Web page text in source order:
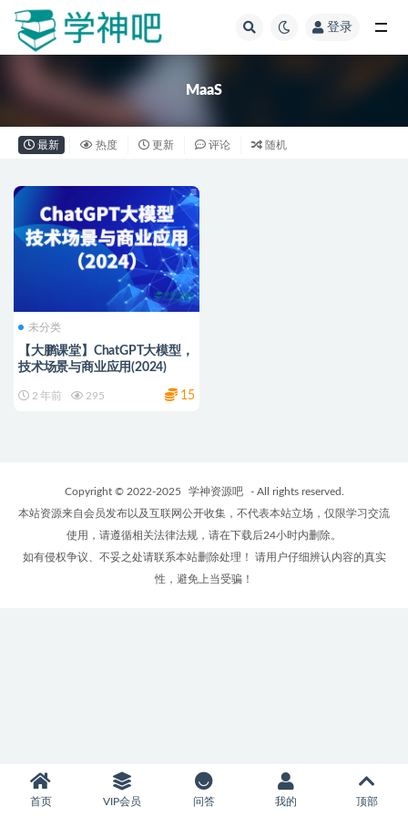
登录
MaaS
最新 热度 更新 评论 随机
未分类
【大鹏课堂】ChatGPT大模型，
技术场景与商业应用(2024)
2 年前 295 15
Copyright © 2022-2025 学神资源吧
- All rights reserved.
本站资源来自会员发布以及互联网公开收集，不代表本站立场，仅限学习交流
使用，请遵循相关法律法规，请在下载后24小时内删除。
如有侵权争议、不妥之处请联系本站删除处理！ 请用户仔细辨认内容的真实
性，避免上当受骗！
首页 VIP会员 问答 我的 顶部